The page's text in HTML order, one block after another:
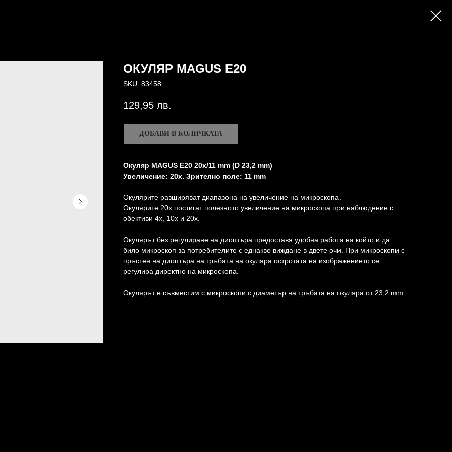
ОКУЛЯР MAGUS E20
SKU: 83458
129,95 лв.
ДОБАВИ В КОЛИЧКАТА
Окуляр MAGUS E20 20х/11 mm (D 23,2 mm)
Увеличение: 20x. Зрително поле: 11 mm
Окулярите разширяват диапазона на увеличение на микроскопа.
Окулярите 20x постигат полезното увеличение на микроскопа при наблюдение с
обективи 4x, 10x и 20x.
Окулярът без регулиране на диоптъра предоставя удобна работа на който и да
било микроскоп за потребителите с еднакво виждане в двете очи. При микроскопи с
пръстен на диоптъра на тръбата на окуляра остротата на изображението се
регулира директно на микроскопа.
Окулярът е съвместим с микроскопи с диаметър на тръбата на окуляра от 23,2 mm.